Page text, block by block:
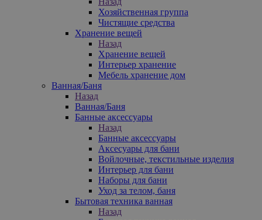
Хозяйственная группа
Чистящие средства
Хранение вещей
Назад
Хранение вещей
Интерьер хранение
Мебель хранение дом
Ванная/Баня
Назад
Ванная/Баня
Банные аксессуары
Назад
Банные аксессуары
Аксесуары для бани
Войлочные, текстильные изделия
Интерьер для бани
Наборы для бани
Уход за телом, баня
Бытовая техника ванная
Назад